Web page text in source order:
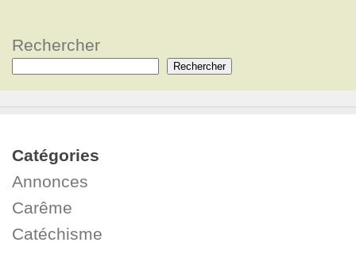
Rechercher
Rechercher
Catégories
Annonces
Carême
Catéchisme